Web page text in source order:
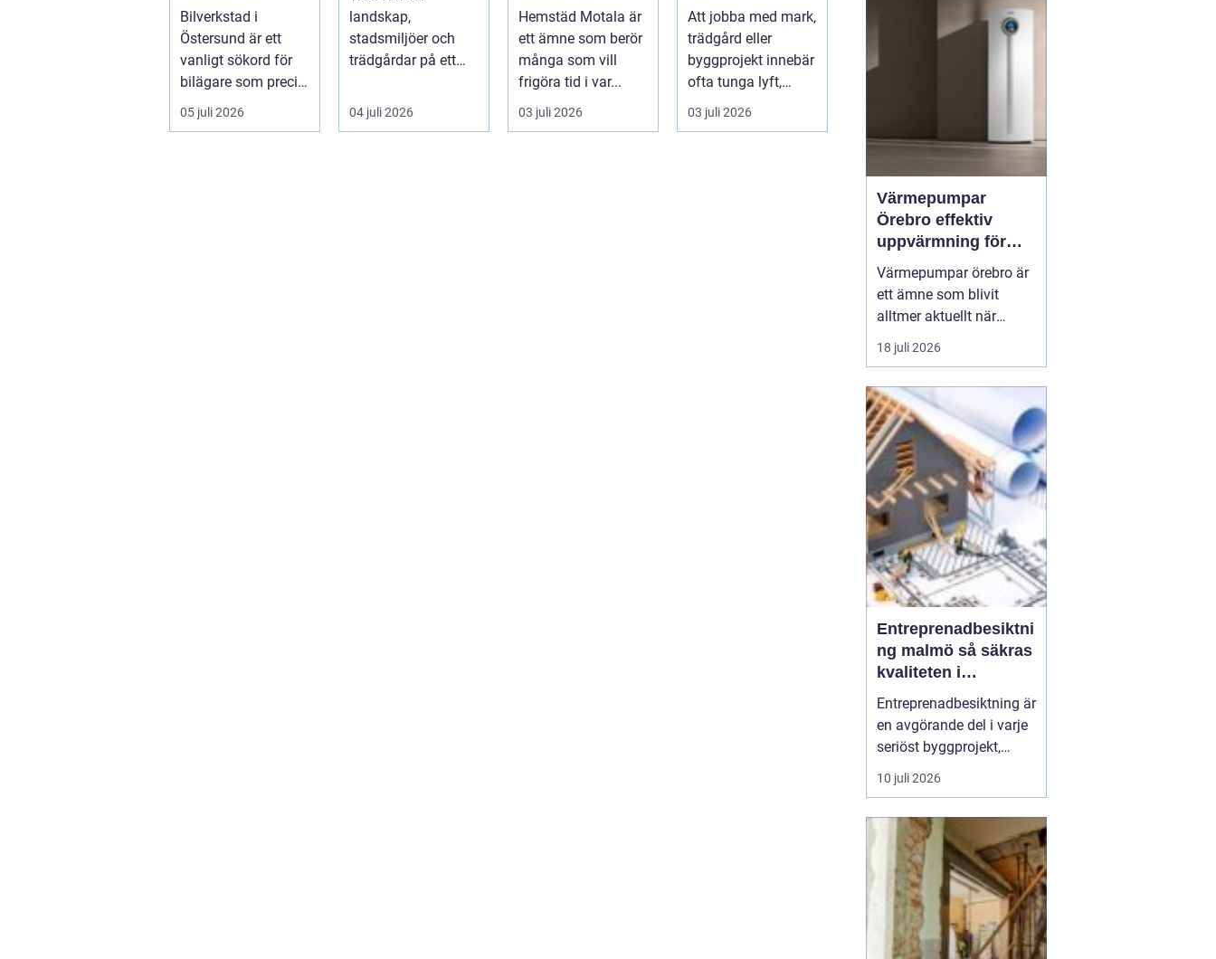
och smarta val
för din bil
Bilverkstad i
Östersund är ett
vanligt sökord för
bilägare som precis
f&ari...
05 juli 2026
landskap,
stadsmiljöer och
trädgårdar på ett
växter klarar. De ger
sku...
04 juli 2026
rent hem utan
stress
Hemstäd Motala är
ett ämne som berör
många som vill
frigöra tid i var...
03 juli 2026
trädgårdsprojekt
Att jobba med mark,
trädgård eller
byggprojekt innebär
ofta tunga lyft,
mycket logis...
03 juli 2026
för nyköp. Resultatet blir
ofta både mer personligt,
Värmepumpar
Örebro effektiv
uppvärmning för
hus och fastigheter
Värmepumpar örebro är
ett ämne som blivit
alltmer aktuellt när
energipriser stiger och
fler vill sänka sina
samtidigt som
klimatpåverkan minskar.
Många villaägare och
fastighetsägare i
regionen tittar på hur de
kan byta från direktver...
18 juli 2026
Entreprenadbesiktni
ng malmö så säkras
kvaliteten i
byggprojekt
Entreprenadbesiktning är
en avgörande del i varje
seriöst byggprojekt,
oavsett om det handlar
om en mindre
större
bostadsrättsförening
som byggs om. Syftet är
att få en oberoende och
professionell granskning
av entreprenaden ...
10 juli 2026